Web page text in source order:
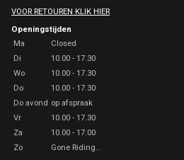
VOOR RETOUREN KLIK HIER
Openingstijden
Ma
Closed
Di
10.00 - 17.30
Wo
10.00 - 17.30
Do
10.00 - 17.30
Do avond op afspraak
Vr
10.00 - 17.30
Za
10.00 - 17.00
Zo
Gone Riding...